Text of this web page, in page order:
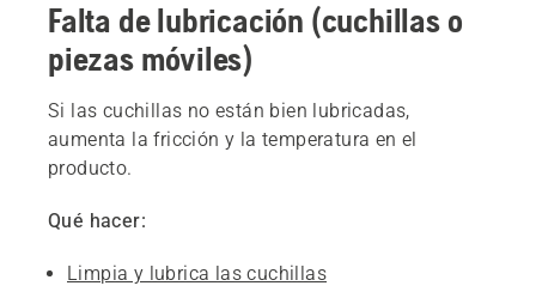
Falta de lubricación (cuchillas o
piezas móviles)
Si las cuchillas no están bien lubricadas,
aumenta la fricción y la temperatura en el
producto.
Qué hacer:
Limpia y lubrica las cuchillas